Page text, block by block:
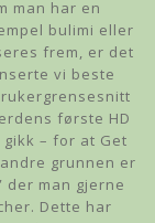
man har en
bulimi eller
frem, er det
vi beste
første HD
gikk – for at Get
grunnen er
der man gjerne
Dette har